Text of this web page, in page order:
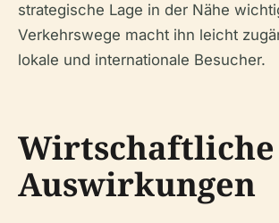
strategische Lage in der Nähe
Verkehrswege macht ihn leicht
lokale und internationale Besucher.
Wirtschaftliche
Auswirkungen